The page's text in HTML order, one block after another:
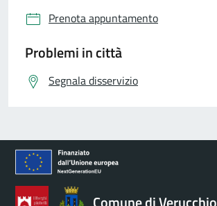
Prenota appuntamento
Problemi in città
Segnala disservizio